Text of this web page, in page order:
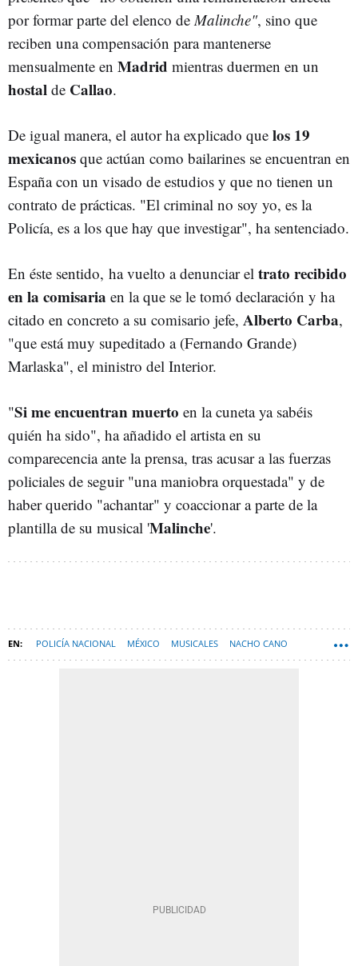
por formar parte del elenco de Malinche", sino que
reciben una compensación para mantenerse
mensualmente en Madrid mientras duermen en un
hostal de Callao.
De igual manera, el autor ha explicado que los 19
mexicanos que actúan como bailarines se encuentran en
España con un visado de estudios y que no tienen un
contrato de prácticas. "El criminal no soy yo, es la
Policía, es a los que hay que investigar", ha sentenciado.
En éste sentido, ha vuelto a denunciar el trato recibido
en la comisaria en la que se le tomó declaración y ha
citado en concreto a su comisario jefe, Alberto Carba,
"que está muy supeditado a (Fernando Grande)
Marlaska", el ministro del Interior.
"Si me encuentran muerto en la cuneta ya sabéis
quién ha sido", ha añadido el artista en su
comparecencia ante la prensa, tras acusar a las fuerzas
policiales de seguir "una maniobra orquestada" y de
haber querido "achantar" y coaccionar a parte de la
plantilla de su musical 'Malinche'.
POLICÍA NACIONAL MÉXICO MUSICALES NACHO CANO